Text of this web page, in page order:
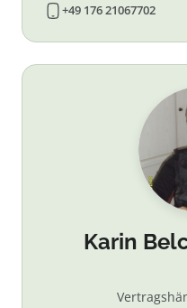
+49 176 21067702
Karin